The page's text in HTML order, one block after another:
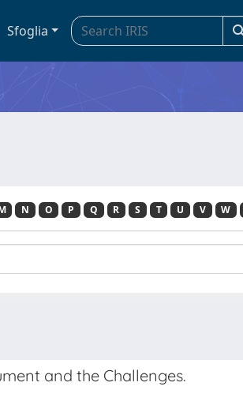
Sfoglia
N O P Q R S T U V W
and the Challenges.